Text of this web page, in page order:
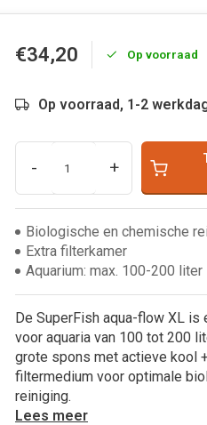
€34,20 Op voorraad
Op voorraad, 1-2
- +
Biologische en chemische
Extra filterkamer
Aquarium: max. 100-200 liter
De SuperFish aqua-flow XL
voor aquaria van 100 tot 200
grote spons met actieve kool
filtermedium voor optimale
reiniging.
Lees meer